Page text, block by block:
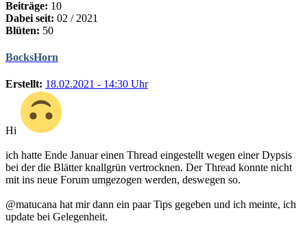
Beiträge: 10
Dabei seit: 02 / 2021
Blüten: 50
BocksHorn
Erstellt: 18.02.2021 - 14:30 Uhr
Hi
ich hatte Ende Januar einen Thread eingestellt wegen einer Dypsis
bei der die Blätter knallgrün vertrocknen. Der Thread konnte nicht
mit ins neue Forum umgezogen werden, deswegen so.
@matucana hat mir dann ein paar Tips gegeben und ich meinte, ich
update bei Gelegenheit.